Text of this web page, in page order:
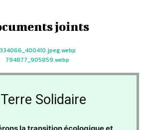
joints
334066_400410.jpeg.webp
794877_905859.webp
Solidaire